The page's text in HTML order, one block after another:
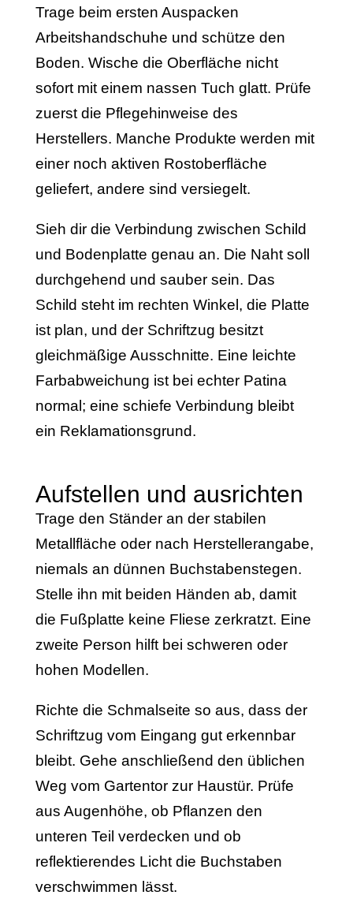
Trage beim ersten Auspacken
Arbeitshandschuhe und schütze den
Boden. Wische die Oberfläche nicht
sofort mit einem nassen Tuch glatt. Prüfe
zuerst die Pflegehinweise des
Herstellers. Manche Produkte werden mit
einer noch aktiven Rostoberfläche
geliefert, andere sind versiegelt.
Sieh dir die Verbindung zwischen Schild
und Bodenplatte genau an. Die Naht soll
durchgehend und sauber sein. Das
Schild steht im rechten Winkel, die Platte
ist plan, und der Schriftzug besitzt
gleichmäßige Ausschnitte. Eine leichte
Farbabweichung ist bei echter Patina
normal; eine schiefe Verbindung bleibt
ein Reklamationsgrund.
Aufstellen und ausrichten
Trage den Ständer an der stabilen
Metallfläche oder nach Herstellerangabe,
niemals an dünnen Buchstabenstegen.
Stelle ihn mit beiden Händen ab, damit
die Fußplatte keine Fliese zerkratzt. Eine
zweite Person hilft bei schweren oder
hohen Modellen.
Richte die Schmalseite so aus, dass der
Schriftzug vom Eingang gut erkennbar
bleibt. Gehe anschließend den üblichen
Weg vom Gartentor zur Haustür. Prüfe
aus Augenhöhe, ob Pflanzen den
unteren Teil verdecken und ob
reflektierendes Licht die Buchstaben
verschwimmen lässt.